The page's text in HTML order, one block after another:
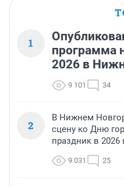
1
программа
2026 в
9 101 34
2
В Нижнем
сцену ко Дню
праздник в 2026
9 031 25